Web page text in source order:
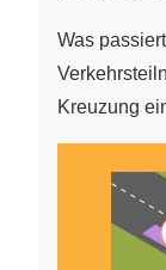
Was
Kreuzung